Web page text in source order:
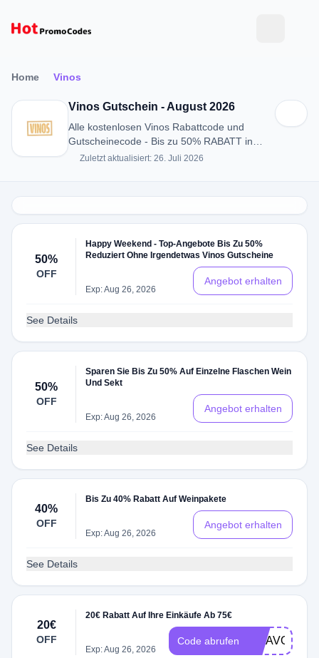
Home Vinos
Vinos Gutschein - August 2026
Alle kostenlosen Vinos Rabattcode und
Gutscheinecode - Bis zu 50% RABATT in
August 2026
Zuletzt aktualisiert: 26. Juli 2026
50%
OFF
Happy Weekend - Top-Angebote Bis Zu 50%
Reduziert Ohne Irgendetwas Vinos Gutscheine
Exp: Aug 26, 2026
Angebot erhalten
See Details
50%
OFF
Sparen Sie Bis Zu 50% Auf Einzelne Flaschen Wein
Und Sekt
Exp: Aug 26, 2026
Angebot erhalten
See Details
40%
OFF
Bis Zu 40% Rabatt Auf Weinpakete
Exp: Aug 26, 2026
Angebot erhalten
See Details
20€
OFF
20€ Rabatt Auf Ihre Einkäufe Ab 75€
Exp: Aug 26, 2026
Code abrufen